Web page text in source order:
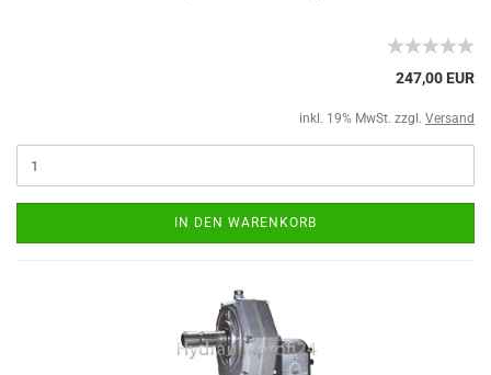
247,00 EUR
inkl. 19% MwSt. zzgl. Versand
IN DEN WARENKORB